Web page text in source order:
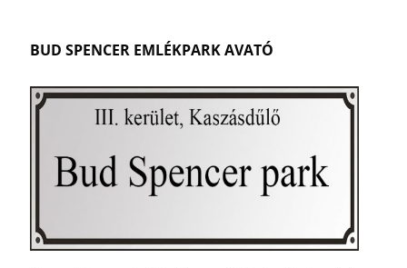
BUD SPENCER EMLÉKPARK AVATÓ